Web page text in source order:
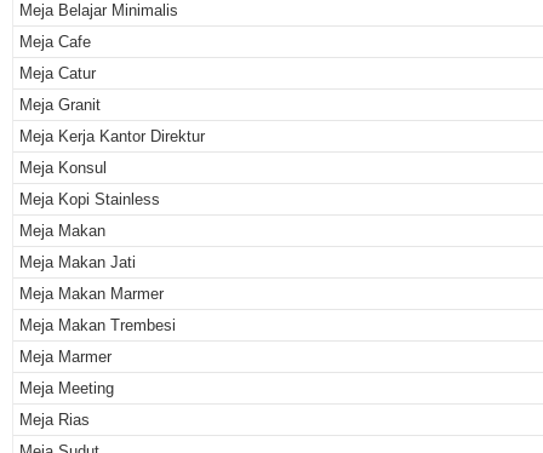
Meja Belajar Minimalis
Meja Cafe
Meja Catur
Meja Granit
Meja Kerja Kantor Direktur
Meja Konsul
Meja Kopi Stainless
Meja Makan
Meja Makan Jati
Meja Makan Marmer
Meja Makan Trembesi
Meja Marmer
Meja Meeting
Meja Rias